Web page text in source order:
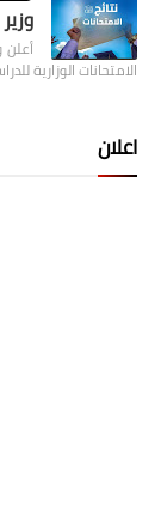
أعلن
الامتحانات الوزارية
اعلان